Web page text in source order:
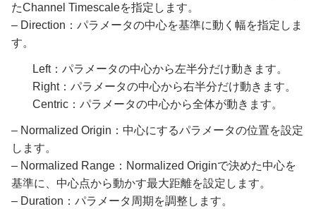
たChannel Timescaleを指定します。
– Direction：パラメータの中心を基準に動く幅を指定しま
す。
Left：パラメータの中心から左半分だけ動きます。
Right：パラメータの中心から右半分だけ動きます。
Centric：パラメータの中心から全体が動きます。
– Normalized Origin：中心にするパラメータの位置を設定
します。
– Normalized Range：Normalized Originで決めた中心を
基準に、中心点から動かす最大距離を設定します。
– Duration：パラメータ周期を調整します。